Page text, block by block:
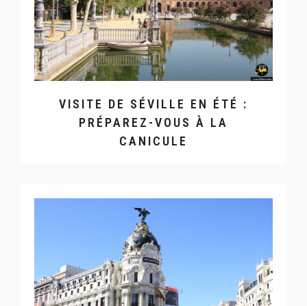
VISITE DE SÉVILLE EN ÉTÉ :
PRÉPAREZ-VOUS À LA
CANICULE